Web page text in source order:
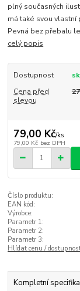
plný současných
má také svou vlastní
Pevná bez přebalu
celý popis
Dostupnost
Cena před
slevou
79,00 Kč/ks
79,00 Kč bez DPH
Číslo produktu:
EAN kód:
Výrobce:
Parametr 1:
Parametr 2:
Parametr 3:
Hlídat cenu /
Kompletní